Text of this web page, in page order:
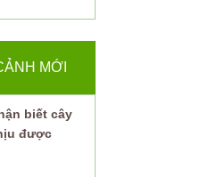
MỚI
biết cây
được